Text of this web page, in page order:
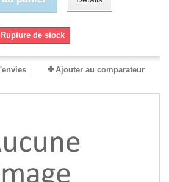
Rupture de stock
Ajouter au comparateur